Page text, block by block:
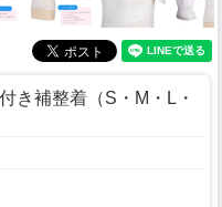
き補整着（S・M・L・